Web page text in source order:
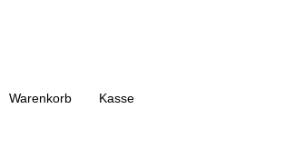
Warenkorb Kasse